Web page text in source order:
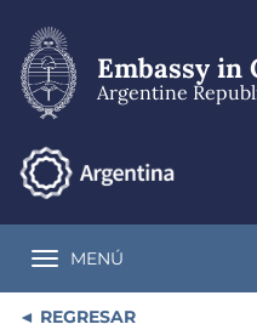
main
content
Embassy in
Argentine
Toggle navigation
MENÚ
REGRESAR